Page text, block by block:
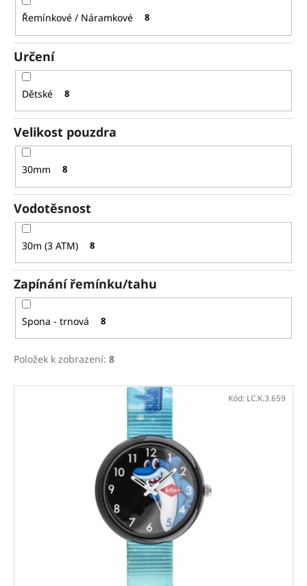
Řemínkové / Náramkové 8
Určení
Dětské 8
Velikost pouzdra
30mm 8
Vodotěsnost
30m (3 ATM) 8
Zapínání řemínku/tahu
Spona - trnová 8
Položek k zobrazení: 8
V Kód: LC.K.3.659